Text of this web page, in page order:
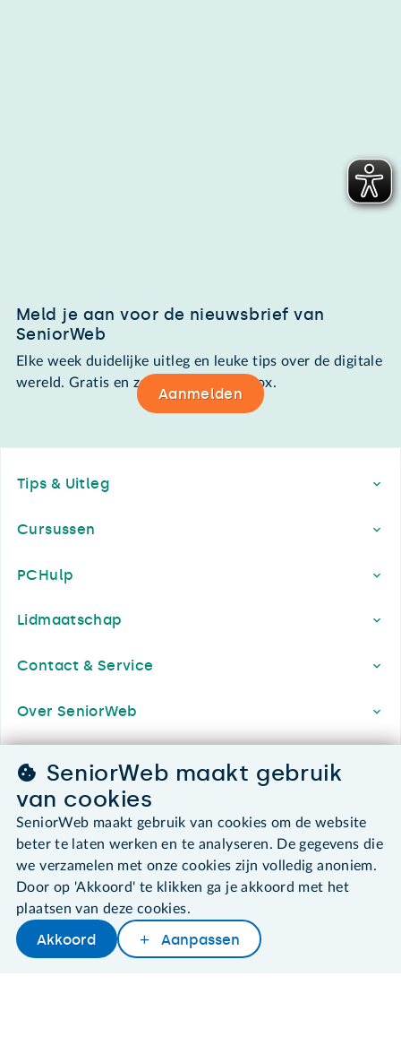
Later lezenDelenWoordenboek
Meld je aan voor de nieuwsbrief van
SeniorWeb
Elke week duidelijke uitleg en leuke tips over de digitale
wereld. Gratis en zomaar in de mailbox.
Aanmelden
Tips & Uitleg
Cursussen
PCHulp
Lidmaatschap
Contact & Service
Over SeniorWeb
SeniorWeb.
De computerhulp voor u.
030 - 276 99 65
©2026 SeniorWeb
SeniorWeb maakt gebruik
van cookies
SeniorWeb maakt gebruik van cookies om de website
beter te laten werken en te analyseren. De gegevens die
we verzamelen met onze cookies zijn volledig anoniem.
Door op 'Akkoord' te klikken ga je akkoord met het
plaatsen van deze cookies.
Akkoord Aanpassen